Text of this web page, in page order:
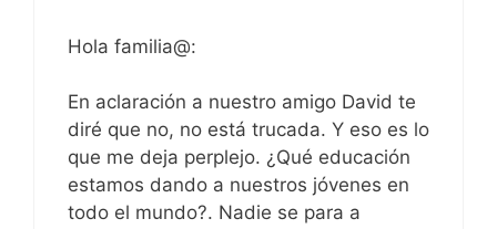
Hola familia@:
En aclaración a nuestro amigo David te
diré que no, no está trucada. Y eso es lo
que me deja perplejo. ¿Qué educación
estamos dando a nuestros jóvenes en
todo el mundo?. Nadie se para a